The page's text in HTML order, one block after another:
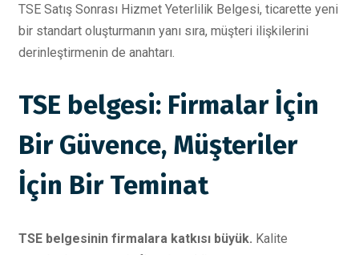
TSE Satış Sonrası Hizmet Yeterlilik Belgesi, ticarette yeni
bir standart oluşturmanın yanı sıra, müşteri ilişkilerini
derinleştirmenin de anahtarı.
TSE belgesi: Firmalar İçin
Bir Güvence, Müşteriler
İçin Bir Teminat
TSE belgesinin firmalara katkısı büyük. Kalite